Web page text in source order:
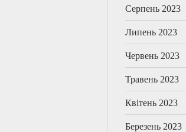
Серпень 2023
Липень 2023
Червень 2023
Травень 2023
Квітень 2023
Березень 2023